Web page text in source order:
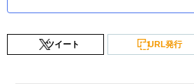
ツイート URL発行